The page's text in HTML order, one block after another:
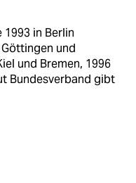
1993 in Berlin
und
und Bremen, 1996
Bundesverband gibt